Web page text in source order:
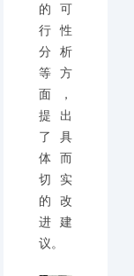
的可
行性
分析
等方
面，
提出
了具
体而
切实
的改
进建
议。